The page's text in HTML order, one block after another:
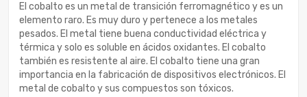
El cobalto es un metal de transición ferromagnético y es un
elemento raro. Es muy duro y pertenece a los metales
pesados. El metal tiene buena conductividad eléctrica y
térmica y solo es soluble en ácidos oxidantes. El cobalto
también es resistente al aire. El cobalto tiene una gran
importancia en la fabricación de dispositivos electrónicos. El
metal de cobalto y sus compuestos son tóxicos.